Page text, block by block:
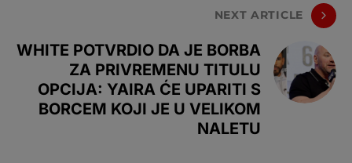
NEXT ARTICLE
WHITE POTVRDIO DA JE BORBA
ZA PRIVREMENU TITULU
OPCIJA: YAIRA ĆE UPARITI S
BORCEM KOJI JE U VELIKOM
NALETU